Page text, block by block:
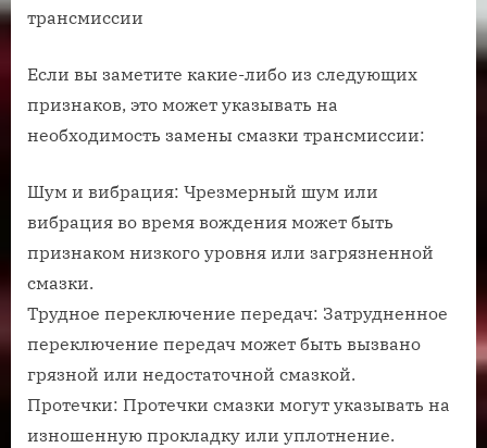
трансмиссии
Если вы заметите какие-либо из следующих
признаков, это может указывать на
необходимость замены смазки трансмиссии:
Шум и вибрация: Чрезмерный шум или
вибрация во время вождения может быть
признаком низкого уровня или загрязненной
смазки.
Трудное переключение передач: Затрудненное
переключение передач может быть вызвано
грязной или недостаточной смазкой.
Протечки: Протечки смазки могут указывать на
изношенную прокладку или уплотнение.